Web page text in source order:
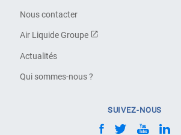
Nous contacter
Air Liquide Groupe
Actualités
Qui sommes-nous ?
SUIVEZ-NOUS